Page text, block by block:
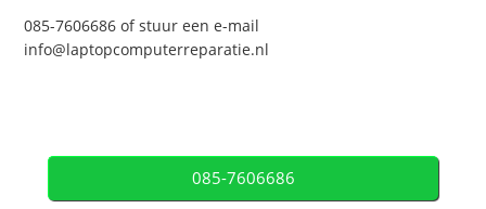
085-7606686 of stuur een e-mail
info@laptopcomputerreparatie.nl
085-7606686